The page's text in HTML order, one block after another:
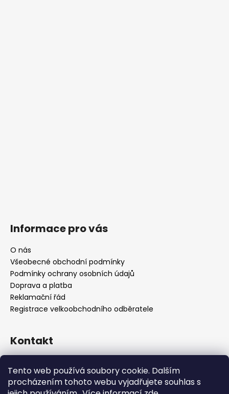
Tento web používá soubory cookie. Dalším
procházením tohoto webu vyjadřujete souhlas s
Informace pro vás
O nás
Všeobecné obchodní podmínky
Podmínky ochrany osobních údajů
Doprava a platba
Reklamační řád
Registrace velkoobchodního odběratele
Kontakt
+420222744000